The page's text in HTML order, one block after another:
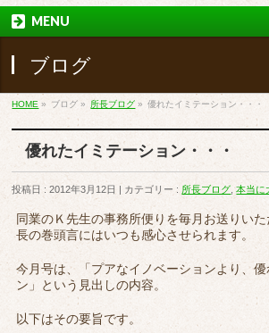
MENU
ブログ
HOME » ブログ » 所長ブログ » 優れたイミテーション・・・
優れたイミテーション・・・
投稿日 : 2012年3月12日 カテゴリー : 所長ブログ ,本当に
同業のＫ先生の事務所便りを毎月お送りい
長の巻頭言にはいつも感心させられます。
今月号は、「プアなイノベーションより、優
ン」という見出しの内容。
以下はその要旨です。